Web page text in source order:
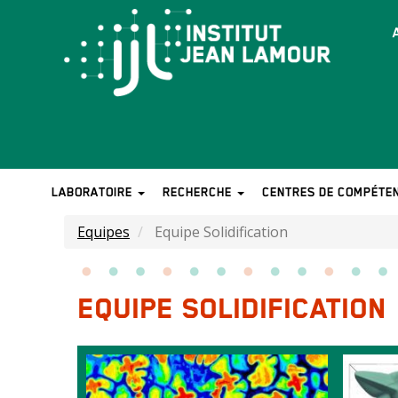
MAIN
NAVIGATION
LABORATOIRE RECHERCHE CENTRES DE
Equipes Equipe Solidification
EQUIPE SOLIDIFICATION
Images
intro
Image Image